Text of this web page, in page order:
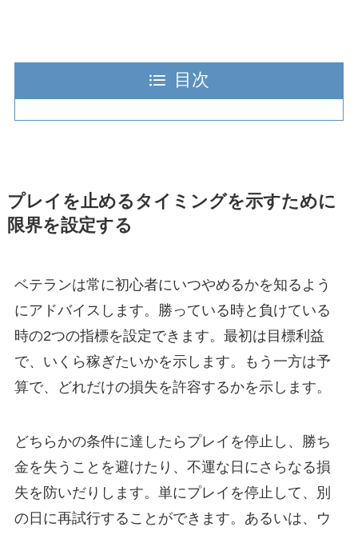
目次
プレイを止めるタイミングを示すために
限界を設定する
ベテランは常に初心者にいつやめるかを知るよう
にアドバイスします。勝っている時と負けている
時の2つの指標を設定できます。最初は目標利益
で、いくら稼ぎたいかを示します。もう一方は予
算で、どれだけの損失を許容するかを示します。
どちらかの条件に達したらプレイを停止し、勝ち
金を失うことを避けたり、不運な日にさらなる損
失を防いだりします。単にプレイを停止して、別
の日に再試行することができます。あるいは、ウ